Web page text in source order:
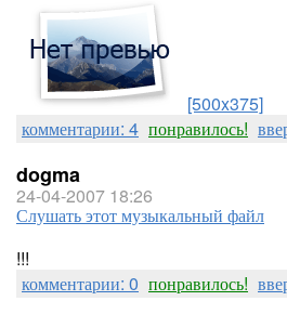
[500x375]
комментарии: 4 понравилось!
dogma
24-04-2007 18:26
Слушать этот музыкальный файл
!!!
комментарии: 0 понравилось!